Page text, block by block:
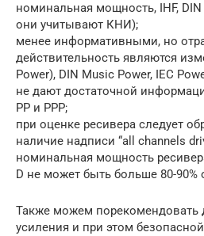
номинальная мощность, IHF, DIN
они учитывают КНИ);
менее информативными, но
действительность являются
Power), DIN Music Power, IEC
не дают достаточной
PP и PPP;
при оценке ресивера следует
наличие надписи “all channels
номинальная мощность
D не может быть больше 80-90%
Также можем порекомендовать
усиления и при этом